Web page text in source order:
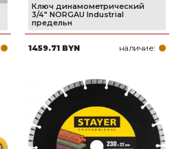
Ключ динамометрический
3/4" NORGAU Industrial
предельн
1459.71 BYN наличие: